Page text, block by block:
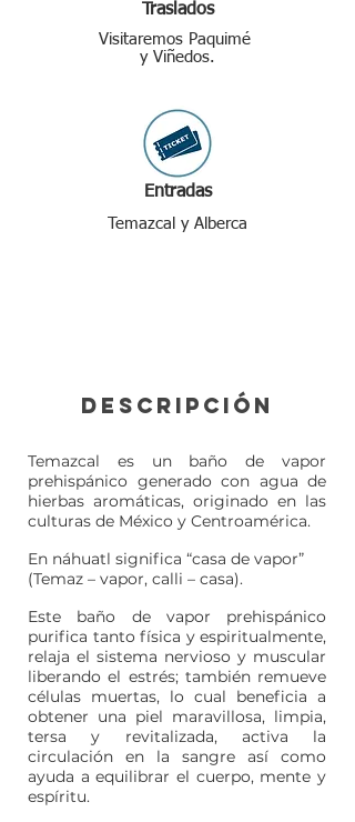
Traslados
Visitaremos Paquimé
y Viñedos.
Entradas
Temazcal y Alberca
descripción
Temazcal es un baño de vapor
prehispánico generado con agua de
hierbas aromáticas, originado en las
culturas de México y Centroamérica.
En náhuatl significa “casa de vapor”
(Temaz – vapor, calli – casa).
Este baño de vapor prehispánico
purifica tanto física y espiritualmente,
relaja el sistema nervioso y muscular
liberando el estrés; también remueve
células muertas, lo cual beneficia a
obtener una piel maravillosa, limpia,
tersa y revitalizada, activa la
circulación en la sangre así como
ayuda a equilibrar el cuerpo, mente y
espíritu.